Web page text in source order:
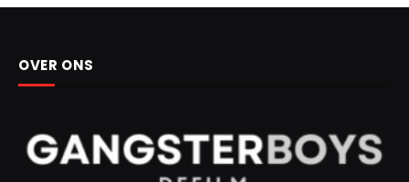
OVER ONS